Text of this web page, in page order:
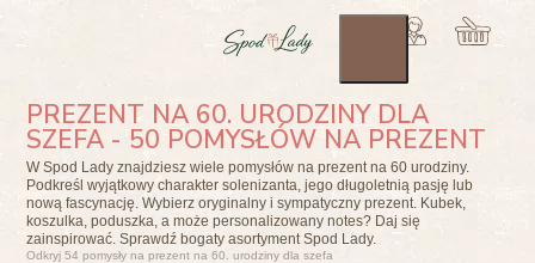
PREZENT NA 60. URODZINY DLA
SZEFA - 50 POMYSŁÓW NA PREZENT
W Spod Lady znajdziesz wiele pomysłów na prezent na 60 urodziny.
Podkreśl wyjątkowy charakter solenizanta, jego długoletnią pasję lub
nową fascynację. Wybierz oryginalny i sympatyczny prezent. Kubek,
koszulka, poduszka, a może personalizowany notes? Daj się
zainspirować. Sprawdź bogaty asortyment Spod Lady.
Odkryj 54 pomysły na prezent na 60. urodziny dla szefa